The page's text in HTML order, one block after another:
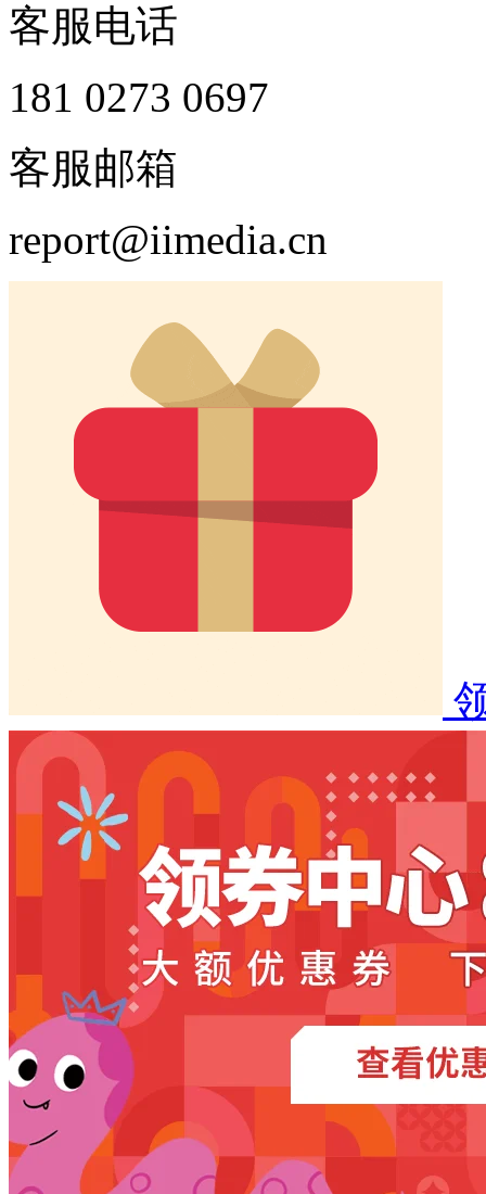
客服电话
181 0273 0697
客服邮箱
report@iimedia.cn